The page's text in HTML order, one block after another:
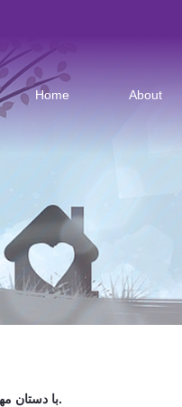
Home About
با دستان مهربان شما، زندگی دوباره جاری می‌شود.